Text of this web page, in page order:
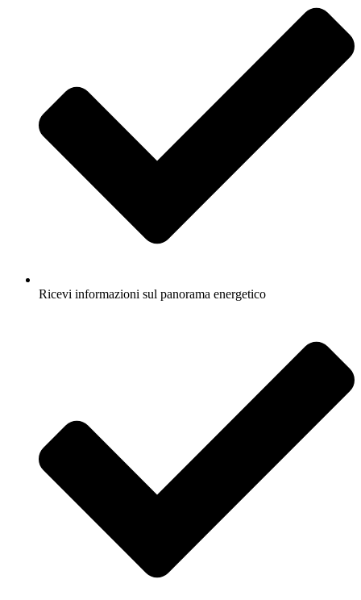
Ricevi informazioni sul panorama energetico